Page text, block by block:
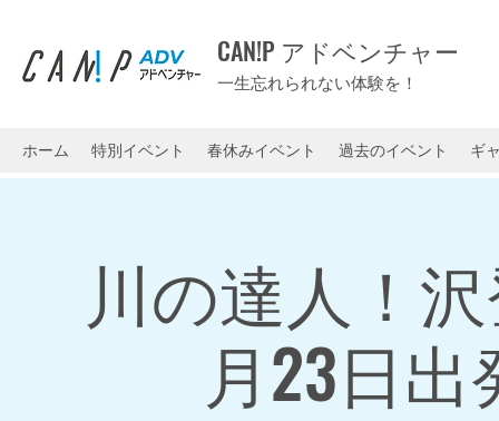
CAN!P アドベンチャー
一生忘れられない体験を！
ホーム 特別イベント 春休みイベント 過去のイベント ギ
川の達人！
月23日